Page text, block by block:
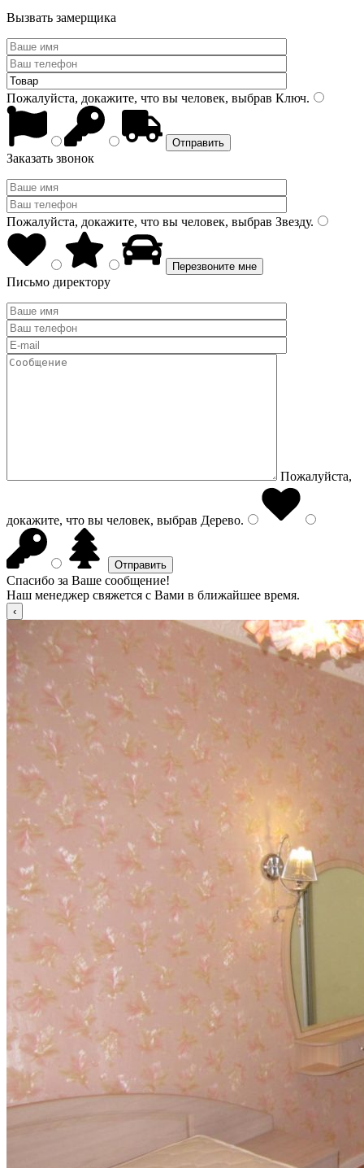
Вызвать замерщика
Пожалуйста, докажите, что вы человек, выбрав Ключ.
Заказать звонок
Пожалуйста, докажите, что вы человек, выбрав Звезду.
Письмо директору
Пожалуйста,
докажите, что вы человек, выбрав Дерево.
Спасибо за Ваше сообщение!
Наш менеджер свяжется с Вами в ближайшее время.